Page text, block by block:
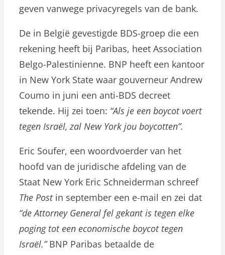
geven vanwege privacyregels van de bank.
De in België gevestigde BDS-groep die een
rekening heeft bij Paribas, heet Association
Belgo-Palestinienne. BNP heeft een kantoor
in New York State waar gouverneur Andrew
Coumo in juni een anti-BDS decreet
tekende. Hij zei toen: “Als je een boycot voert
tegen Israël, zal New York jou boycotten”.
Eric Soufer, een woordvoerder van het
hoofd van de juridische afdeling van de
Staat New York Eric Schneiderman schreef
The Post in september een e-mail en zei dat
“de Attorney General fel gekant is tegen elke
poging tot een economische boycot tegen
Israël.”BNP Paribas betaalde de